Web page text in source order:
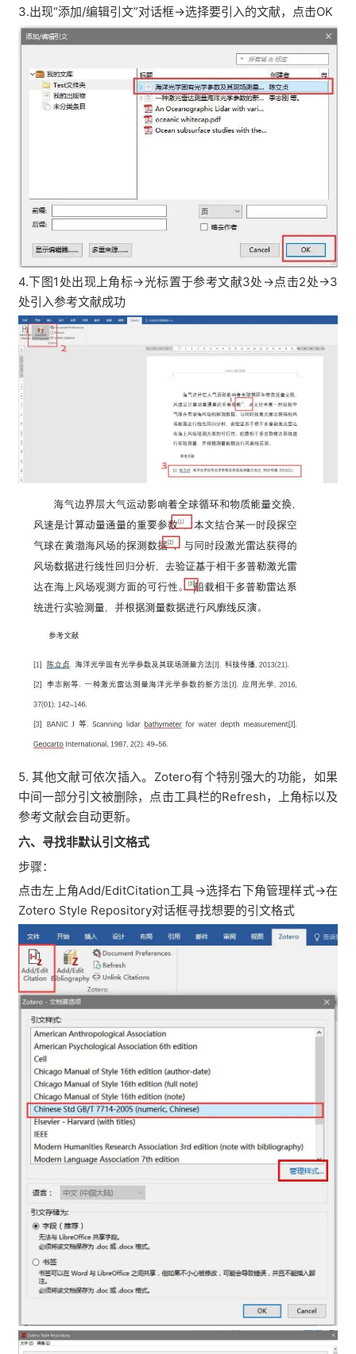
3.出现“添加/编辑引文”对话框→选择要引入的文献，点击OK
4.下图1处出现上角标→光标置于参考文献3处→点击2处→3
处引入参考文献成功
5. 其他文献可依次插入。Zotero有个特别强大的功能，如果
中间一部分引文被删除，点击工具栏的Refresh，上角标以及
参考文献会自动更新。
六、寻找非默认引文格式
步骤：
点击左上角Add/EditCitation工具→选择右下角管理样式→在
Zotero Style Repository对话框寻找想要的引文格式